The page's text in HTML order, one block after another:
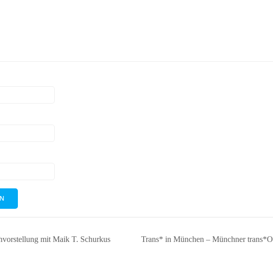
mit Maik T. Schurkus Trans* in München – Münchner